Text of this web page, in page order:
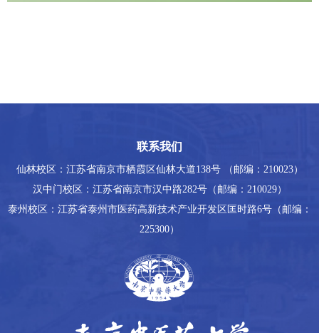
联系我们
仙林校区：江苏省南京市栖霞区仙林大道138号 （邮编：210023）
汉中门校区：江苏省南京市汉中路282号（邮编：210029）
泰州校区：江苏省泰州市医药高新技术产业开发区匡时路6号（邮编：
225300）